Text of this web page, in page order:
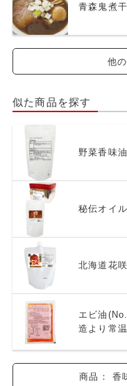
青森鬼煮
他
似た商品を探す
野菜香味
秘伝オイ
北海道花
エビ油
造より常